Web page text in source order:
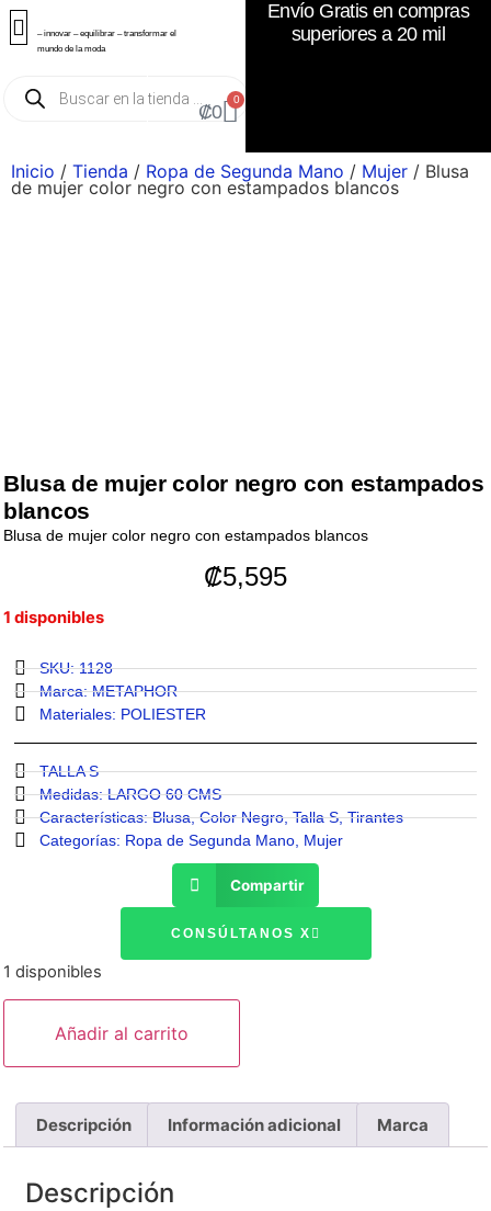
– innovar – equilibrar – transformar el
mundo de la moda
₡0
0
Envío Gratis en compras
superiores a 20 mil
Inicio / Tienda / Ropa de Segunda Mano / Mujer / Blusa
de mujer color negro con estampados blancos
Blusa de mujer color negro con estampados
blancos
Blusa de mujer color negro con estampados blancos
₡5,595
1 disponibles
SKU: 1128
Marca:METAPHOR
Materiales: POLIESTER
TALLA S
Medidas:LARGO 60 CMS
Características:Blusa,Color Negro,Talla S,Tirantes
Categorías: Ropa de Segunda Mano Mujer
Compartir
CONSÚLTANOS X
1 disponibles
Añadir al carrito
Descripción Información adicional Marca
Descripción